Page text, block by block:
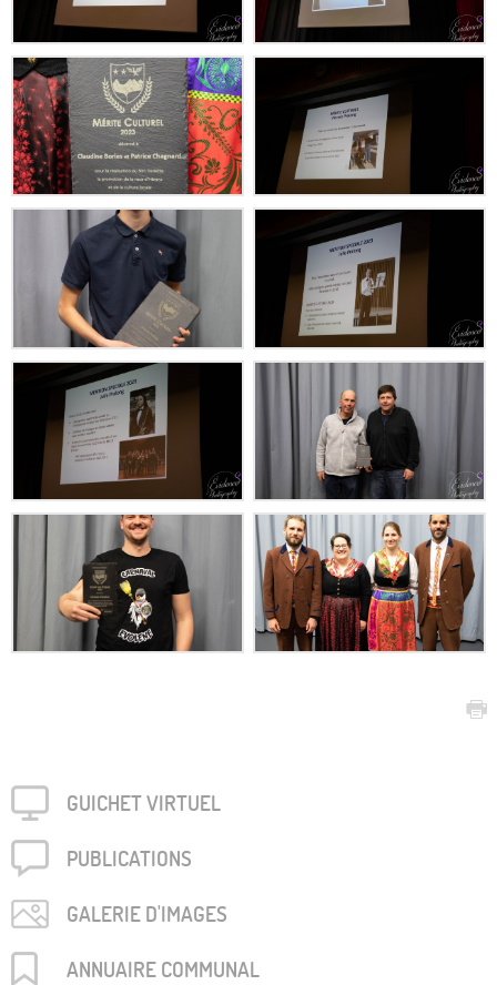
GUICHET VIRTUEL
PUBLICA­TIONS
GALERIE D'IMAGES
ANNUAIRE COMMUNAL